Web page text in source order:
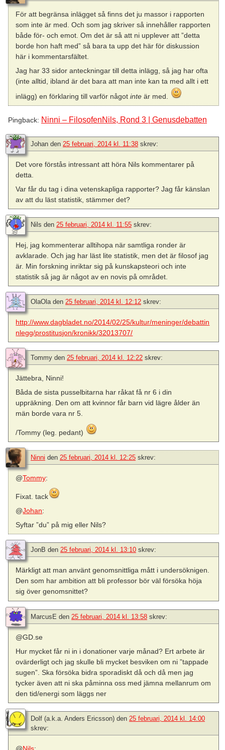
För att begränsa inlägget så finns det ju massor i rapporten
som inte är med. Och som jag skriver så innehåller rapporten
både för- och emot. Om det är så att ni upplever att ”detta
borde hon haft med” så bara ta upp det här för diskussion
här i kommentarsfältet.
Jag har 33 sidor anteckningar till detta inlägg, så jag har ofta
(inte alltid, ibland är det bara att man inte kan ta med allt i ett
inlägg) en förklaring till varför någotinte är med.
Pingback: Ninni – FilosofenNils, Rond 3 | Genusdebatten
Johan den 25 februari, 2014 kl. 11:38 skrev:
Det vore förstås intressant att höra Nils kommentarer på
detta.
Var får du tag i dina vetenskapliga rapporter? Jag får känslan
av att du läst statistik, stämmer det?
Nils den 25 februari, 2014 kl. 11:55 skrev:
Hej, jag kommenterar alltihopa när samtliga ronder är
avklarade. Och jag har läst lite statistik, men det är filosof jag
är. Min forskning inriktar sig på kunskapsteori och inte
statistik så jag är något av en novis på området.
OlaOladen 25 februari, 2014 kl. 12:12 skrev:
http://www.dagbladet.no/2014/02/25/kultur/meninger/debattin
nlegg/prostitusjon/kronikk/32013707/
Tommy den 25 februari, 2014 kl. 12:22 skrev:
Jättebra, Ninni!
Båda de sista pusselbitarna har råkat få nr 6 i din
uppräkning. Den om att kvinnor får barn vid lägre ålder än
män borde vara nr 5.
/Tommy (leg. pedant)
Ninni den 25 februari, 2014 kl. 12:25 skrev:
@Tommy:
Fixat. tack
@Johan:
Syftar ”du” på mig eller Nils?
JonB den 25 februari, 2014 kl. 13:10 skrev:
Märkligt att man använt genomsnittliga mått i undersöknigen.
Den som har ambition att bli professor bör väl försöka höja
sig över genomsnittet?
MarcusE den 25 februari, 2014 kl. 13:58 skrev:
@GD.se
Hur mycket får ni in i donationer varje månad? Ert arbete är
ovärderligt och jag skulle bli mycket besviken om ni ”tappade
sugen”. Ska försöka bidra sporadiskt då och då men jag
tycker även att ni ska påminna oss med jämna mellanrum om
den tid/energi som läggs ner
Dolf (a.k.a. Anders Ericsson) den 25 februari, 2014 kl. 14:00
skrev:
@Nils: